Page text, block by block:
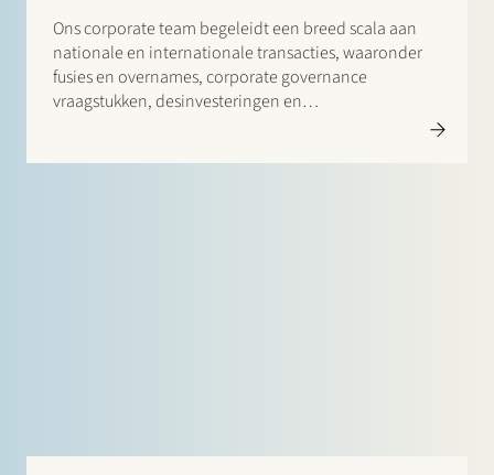
Ons corporate team begeleidt een breed scala aan
nationale en internationale transacties, waaronder
fusies en overnames, corporate governance
vraagstukken, desinvesteringen en
herstructureringen, leveraged buyouts, joint ventures